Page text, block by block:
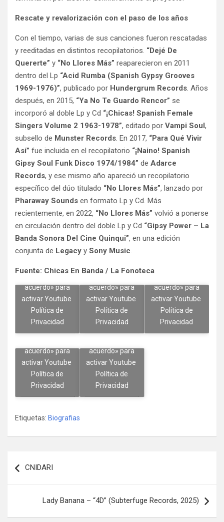
Rescate y revalorización con el paso de los años
Con el tiempo, varias de sus canciones fueron rescatadas
y reeditadas en distintos recopilatorios. “Dejé De
Quererte” y “No Llores Más” reaparecieron en 2011
dentro del Lp “Acid Rumba (Spanish Gypsy Grooves
1969-1976)”, publicado por Hundergrum Records. Años
después, en 2015, “Ya No Te Guardo Rencor” se
incorporó al doble Lp y Cd “¡Chicas! Spanish Female
Singers Volume 2 1963-1978”, editado por Vampi Soul,
subsello de Munster Records. En 2017, “Para Qué Vivir
Así” fue incluida en el recopilatorio “¡Naino! Spanish
Gipsy Soul Funk Disco 1974/1984” de Adarce
Records, y ese mismo año apareció un recopilatorio
específico del dúo titulado “No Llores Más”, lanzado por
Pharaway Sounds en formato Lp y Cd. Más
recientemente, en 2022, “No Llores Más” volvió a ponerse
en circulación dentro del doble Lp y Cd “Gipsy Power – La
Banda Sonora Del Cine Quinqui”, en una edición
conjunta de Legacy y Sony Music.
Fuente: Chicas En Banda / La Fonoteca
«Estoy de
acuerdo» para
activar Youtube
Política de
Privacidad
acuerdo
«Estoy de
acuerdo» para
activar Youtube
Política de
Privacidad
acuerdo
acuerdo» para
activar Youtube
Política de
Privacidad
acuerdo» para
activar Youtube
Política de
Privacidad
acuerdo
acuerdo» para
activar Youtube
Política de
Privacidad
Etiquetas: Biografias
de
CNIDARI
Lady Banana – “4D” (Subterfuge Records, 2025)